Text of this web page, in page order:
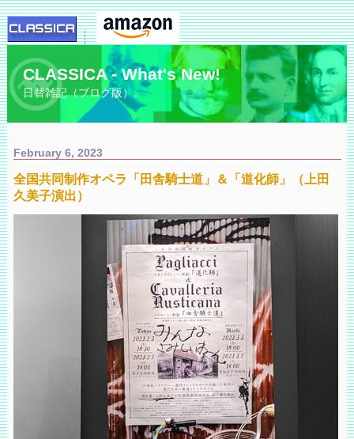
CLASSICA - What's New!
日替雑記（ブログ版）。
February 6, 2023
全国共同制作オペラ「田舎騎士道」＆「道化師」（上田
久美子演出）